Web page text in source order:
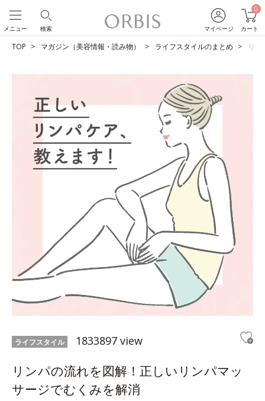
マイページ
0
カート
検索
メニュー
TOP マガジン（美容情報・読み物） ライフスタイルのまとめ リ
ライフスタイル 1833897 view
リンパの流れを図解！正しいリンパマッ
サージでむくみを解消